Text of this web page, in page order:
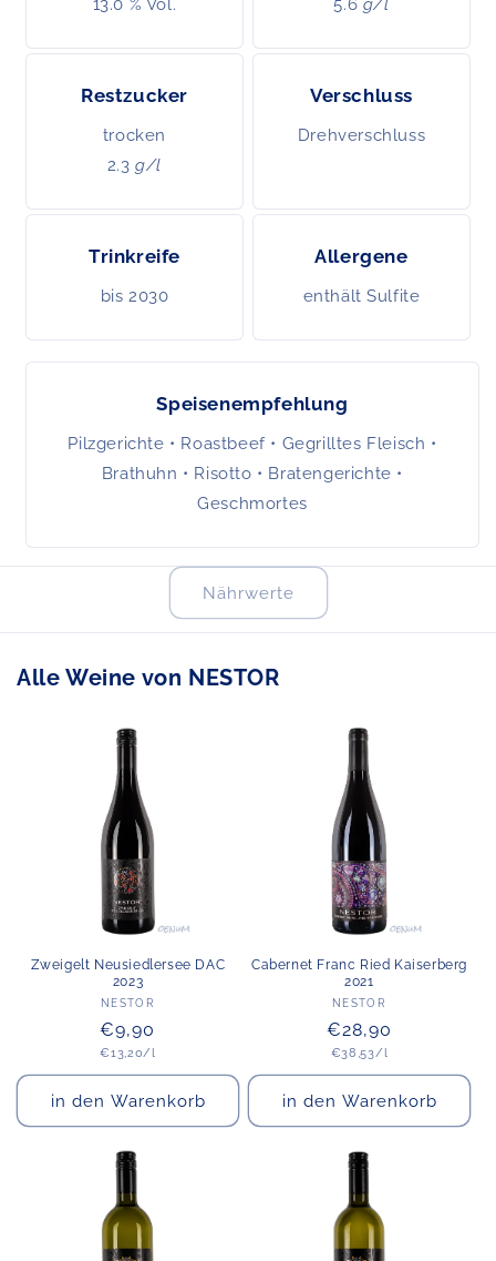
13.0 % Vol. 5.6 g/l
Restzucker
trocken
2.3g/l
Verschluss
Drehverschluss
Trinkreife
bis 2030
Allergene
enthält Sulfite
Speisenempfehlung
Pilzgerichte • Roastbeef • Gegrilltes Fleisch •
Brathuhn • Risotto • Bratengerichte •
Geschmortes
Nährwerte
Alle Weine von NESTOR
Zweigelt Neusiedlersee DAC
2023
Anbieter:
NESTOR
Normaler
Preis
€9,90
Grundpreis
€13,20/l
in den Warenkorb
Cabernet Franc Ried Kaiserberg
2021
Anbieter:
NESTOR
Normaler
Preis
€28,90
Grundpreis
€38,53/l
in den Warenkorb